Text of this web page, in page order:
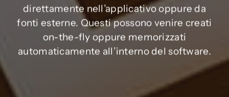
direttamente nell’applicativo oppure da
fonti esterne. Questi possono venire creati
on-the-fly oppure memorizzati
automaticamente all’interno del software.